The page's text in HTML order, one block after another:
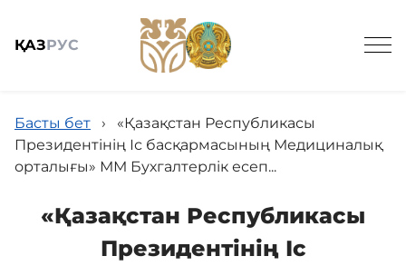
ҚАЗРУС
Жалпы мәлімет
Басты бет ›
«Қазақстан Республикасы
Президентінің Іс басқармасының Медициналық
орталығы» ММ Бухгалтерлік есеп...
«Қазақстан Республикасы
Президентінің Іс